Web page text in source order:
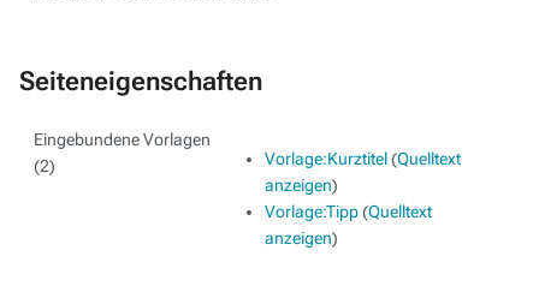
Seiteneigenschaften
Eingebundene Vorlagen
(2)
Vorlage:Kurztitel(Quelltext
anzeigen)
Vorlage:Tipp(Quelltext
anzeigen)